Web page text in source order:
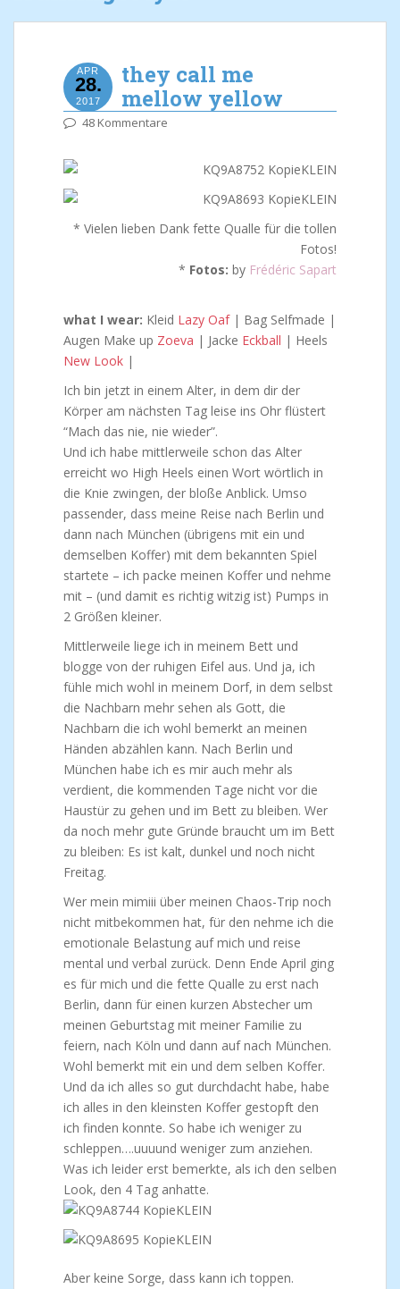
APR
28.
2017
they call me
mellow yellow
48 Kommentare
* Vielen lieben Dank fette Qualle für die tollen
Fotos!
* Fotos: by Frédéric Sapart
what I wear: Kleid Lazy Oaf| Bag Selfmade |
Augen Make up Zoeva | Jacke Eckball | Heels
New Look |
Ich bin jetzt in einem Alter, in dem dir der
Körper am nächsten Tag leise ins Ohr flüstert
“Mach das nie, nie wieder”.
Und ich habe mittlerweile schon das Alter
erreicht wo High Heels einen Wort wörtlich in
die Knie zwingen, der bloße Anblick. Umso
passender, dass meine Reise nach Berlin und
dann nach München (übrigens mit ein und
demselben Koffer) mit dem bekannten Spiel
startete – ich packe meinen Koffer und nehme
mit – (und damit es richtig witzig ist) Pumps in
2 Größen kleiner.
Mittlerweile liege ich in meinem Bett und
blogge von der ruhigen Eifel aus. Und ja, ich
fühle mich wohl in meinem Dorf, in dem selbst
die Nachbarn mehr sehen als Gott, die
Nachbarn die ich wohl bemerkt an meinen
Händen abzählen kann. Nach Berlin und
München habe ich es mir auch mehr als
verdient, die kommenden Tage nicht vor die
Haustür zu gehen und im Bett zu bleiben. Wer
da noch mehr gute Gründe braucht um im Bett
zu bleiben: Es ist kalt, dunkel und noch nicht
Freitag.
Wer mein mimiii über meinen Chaos-Trip noch
nicht mitbekommen hat, für den nehme ich die
emotionale Belastung auf mich und reise
mental und verbal zurück. Denn Ende April ging
es für mich und die fette Qualle zu erst nach
Berlin, dann für einen kurzen Abstecher um
meinen Geburtstag mit meiner Familie zu
feiern, nach Köln und dann auf nach München.
Wohl bemerkt mit ein und dem selben Koffer.
Und da ich alles so gut durchdacht habe, habe
ich alles in den kleinsten Koffer gestopft den
ich finden konnte. So habe ich weniger zu
schleppen….uuuund weniger zum anziehen.
Was ich leider erst bemerkte, als ich den selben
Look, den 4 Tag anhatte.
Aber keine Sorge, dass kann ich toppen.